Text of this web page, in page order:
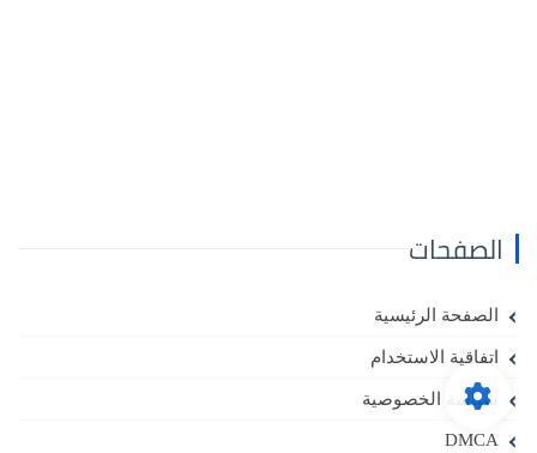
الصفحات
الصفحة الرئيسية
اتفاقية الاستخدام
سياسة الخصوصية
DMCA